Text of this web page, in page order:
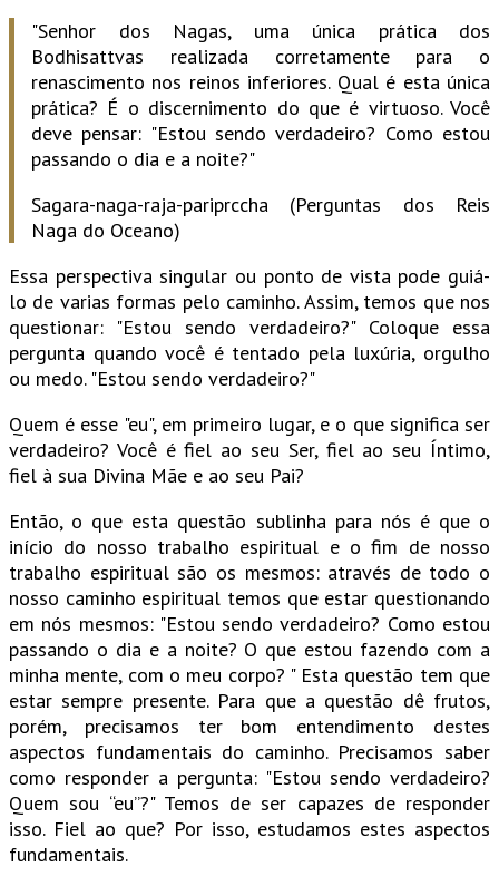
"Senhor dos Nagas, uma única prática dos
Bodhisattvas realizada corretamente para o
renascimento nos reinos inferiores. Qual é esta única
prática? É o discernimento do que é virtuoso. Você
deve pensar: "Estou sendo verdadeiro? Como estou
passando o dia e a noite?"
Sagara-naga-raja-pariprccha (Perguntas dos Reis
Naga do Oceano)
Essa perspectiva singular ou ponto de vista pode guiá-
lo de varias formas pelo caminho. Assim, temos que nos
questionar: "Estou sendo verdadeiro?" Coloque essa
pergunta quando você é tentado pela luxúria, orgulho
ou medo. "Estou sendo verdadeiro?"
Quem é esse "eu", em primeiro lugar, e o que significa ser
verdadeiro? Você é fiel ao seu Ser, fiel ao seu Íntimo,
fiel à sua Divina Mãe e ao seu Pai?
Então, o que esta questão sublinha para nós é que o
início do nosso trabalho espiritual e o fim de nosso
trabalho espiritual são os mesmos: através de todo o
nosso caminho espiritual temos que estar questionando
em nós mesmos: "Estou sendo verdadeiro? Como estou
passando o dia e a noite? O que estou fazendo com a
minha mente, com o meu corpo? " Esta questão tem que
estar sempre presente. Para que a questão dê frutos,
porém, precisamos ter bom entendimento destes
aspectos fundamentais do caminho. Precisamos saber
como responder a pergunta: "Estou sendo verdadeiro?
Quem sou “eu”?" Temos de ser capazes de responder
isso. Fiel ao que? Por isso, estudamos estes aspectos
fundamentais.